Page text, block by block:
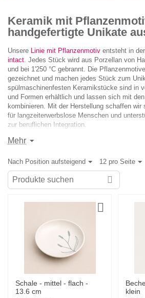
Keramik mit
handgefertigte Unikate
Unsere Linie mit Pflanzenmotiv entsteht in
intact. Jedes Stück wird aus Porzellan von
und bei 1'250 °C gebrannt. Die
gezeichnet und machen jedes Stück zum
spülmaschinenfesten Keramikstücke sind in
und Formen erhältlich und lassen sich mit
kombinieren. Mit der Herstellung schaffen
für langzeiterwerbslose Menschen und
zur beruflichen Integration.
Mehr
Nach Position aufsteigend 12 pro Seite
Schale - mittel - flach -
13.6 cm
klein